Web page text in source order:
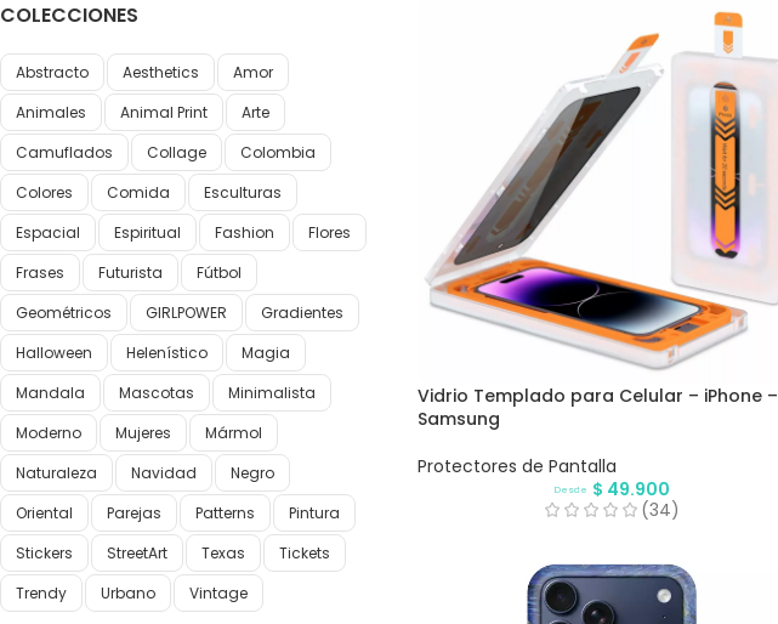
COLECCIONES
Abstracto Aesthetics
Amor
Animales
Animal Print
Arte
Camuflados
Collage
Colombia
Colores
Comida
Esculturas
Espacial
Espiritual Fashion
Flores
Frases
Futurista
Fútbol
Geométricos
GIRLPOWER
Gradientes
Halloween
Helenístico
Magia
Mandala
Mascotas
Minimalista
Moderno
Mujeres
Mármol
Naturaleza
Navidad
Negro
Oriental
Parejas Patterns
Pintura
Stickers
StreetArt Texas
Tickets
Trendy
Urbano Vintage
Vidrio Templado para Celular – iPhone –
Samsung
Protectores de Pantalla
Desde $ 49.900
(34)